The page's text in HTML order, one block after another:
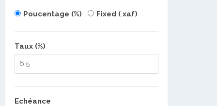
Poucentage (%) Fixed ( xaf)
Taux (%)
Echéance